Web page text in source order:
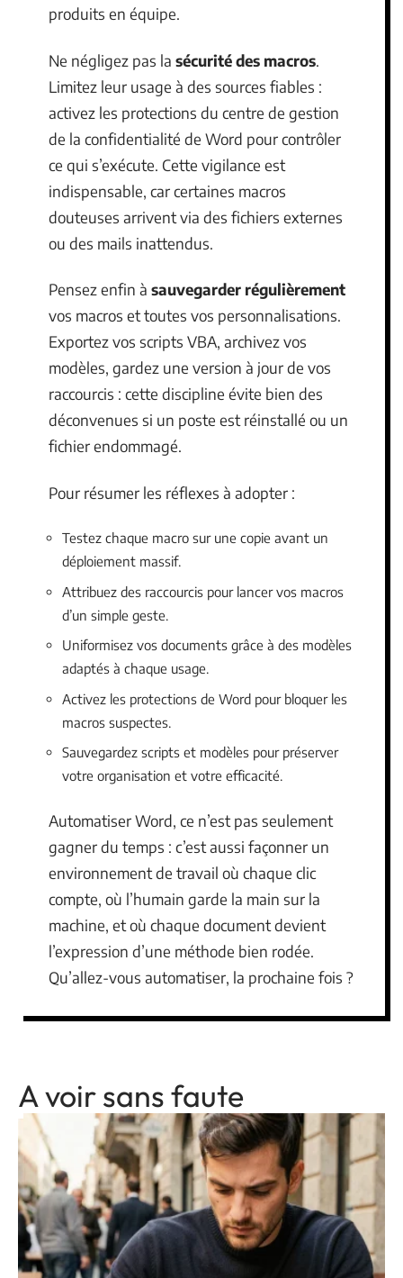
produits en équipe.
Ne négligez pas la sécurité des macros.
Limitez leur usage à des sources fiables :
activez les protections du centre de gestion
de la confidentialité de Word pour contrôler
ce qui s’exécute. Cette vigilance est
indispensable, car certaines macros
douteuses arrivent via des fichiers externes
ou des mails inattendus.
Pensez enfin à sauvegarder régulièrement
vos macros et toutes vos personnalisations.
Exportez vos scripts VBA, archivez vos
modèles, gardez une version à jour de vos
raccourcis : cette discipline évite bien des
déconvenues si un poste est réinstallé ou un
fichier endommagé.
Pour résumer les réflexes à adopter :
Testez chaque macro sur une copie avant un
déploiement massif.
Attribuez des raccourcis pour lancer vos macros
d’un simple geste.
Uniformisez vos documents grâce à des modèles
adaptés à chaque usage.
Activez les protections de Word pour bloquer les
macros suspectes.
Sauvegardez scripts et modèles pour préserver
votre organisation et votre efficacité.
Automatiser Word, ce n’est pas seulement
gagner du temps : c’est aussi façonner un
environnement de travail où chaque clic
compte, où l’humain garde la main sur la
machine, et où chaque document devient
l’expression d’une méthode bien rodée.
Qu’allez-vous automatiser, la prochaine fois ?
A voir sans faute